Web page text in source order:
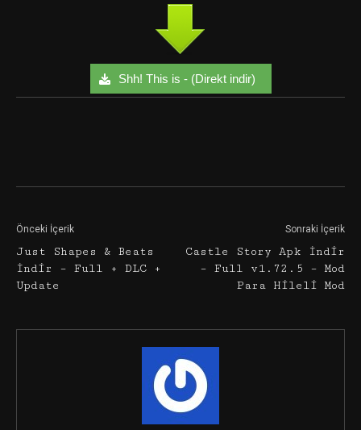
Shh! This is - (Direkt indir)
Önceki İçerik
Just Shapes & Beats
İndir – Full + DLC +
Update
Sonraki İçerik
Castle Story Apk İndir
– Full v1.72.5 – Mod
Para Hileli Mod